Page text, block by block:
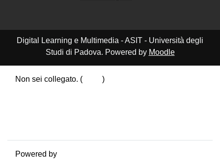
Digital Learning e Multimedia - ASIT - Università degli
Studi di Padova. Powered by Moodle
Non sei collegato. (
)
Powered by